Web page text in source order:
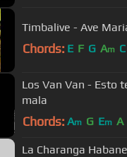
Timbalive - Ave
Chords: E F G Am C
Los Van Van - Esto
mala
Chords: Am G Em A
La Charanga